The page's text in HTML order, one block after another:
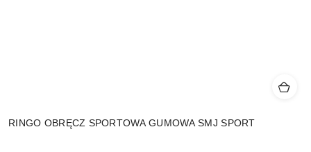
RINGO OBRĘCZ SPORTOWA GUMOWA SMJ SPORT